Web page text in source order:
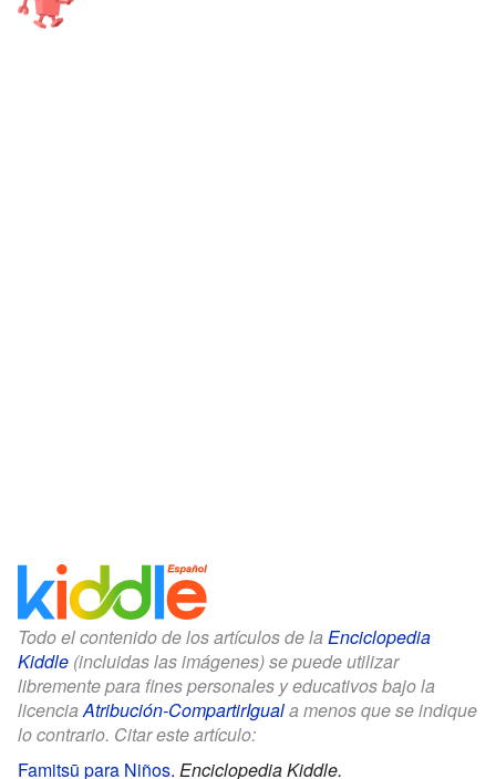
Todo el contenido de los artículos de la Enciclopedia
Kiddle (incluidas las imágenes) se puede utilizar
libremente para fines personales y educativos bajo la
licenciaAtribución-CompartirIguala menos que se indique
lo contrario. Citar este artículo:
Famitsū para Niños. Enciclopedia Kiddle.